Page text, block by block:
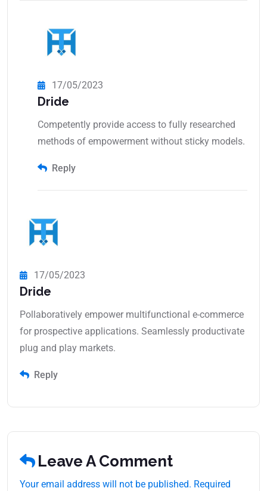
17/05/2023
Dride
Competently provide access to fully researched
methods of empowerment without sticky models.
Reply
17/05/2023
Dride
Pollaboratively empower multifunctional e-commerce
for prospective applications. Seamlessly productivate
plug and play markets.
Reply
Leave A Comment
Your email address will not be published. Required